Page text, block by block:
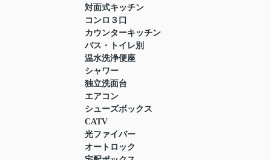
対面式キッチン
コンロ３口
カウンターキッチン
バス・トイレ別
温水洗浄便座
シャワー
独立洗面台
エアコン
シューズボックス
CATV
光ファイバー
オートロック